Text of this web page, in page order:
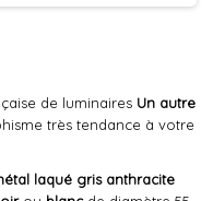
de luminaires Un autre
très tendance à votre
laqué gris anthracite